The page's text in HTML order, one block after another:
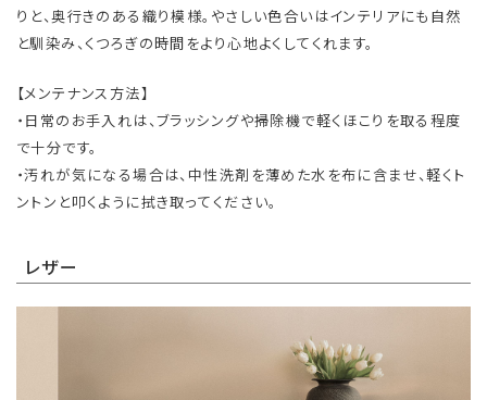
りと、奥行きのある織り模様。やさしい色合いはインテリアにも自然
と馴染み、くつろぎの時間をより心地よくしてくれます。
【メンテナンス方法】
・日常のお手入れは、ブラッシングや掃除機で軽くほこりを取る程度
で十分です。
・汚れが気になる場合は、中性洗剤を薄めた水を布に含ませ、軽くト
ントンと叩くように拭き取ってください。
レザー